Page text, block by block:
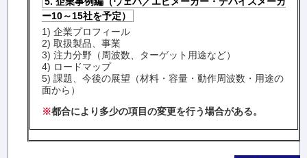
ー10～15社を予定）
1) 企業プロフィール
2) 取扱製品、事業
3) 注力分野（周波数、ターゲット用途など）
4) ロードマップ
5) 課題、今後の展望（材料・容量・動作周波数・用途の
面から）
※都合により多少の項目の変更を行う場合がある。